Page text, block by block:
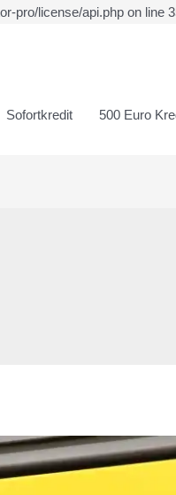
pro/license/api.php on line
Sofortkredit 500 Euro